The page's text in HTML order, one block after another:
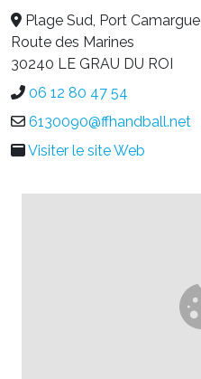
Plage Sud, Port Camargue
Route des Marines
30240 LE GRAU DU ROI
06 12 80 47 54
6130090@ffhandball.net
Visiter le site Web